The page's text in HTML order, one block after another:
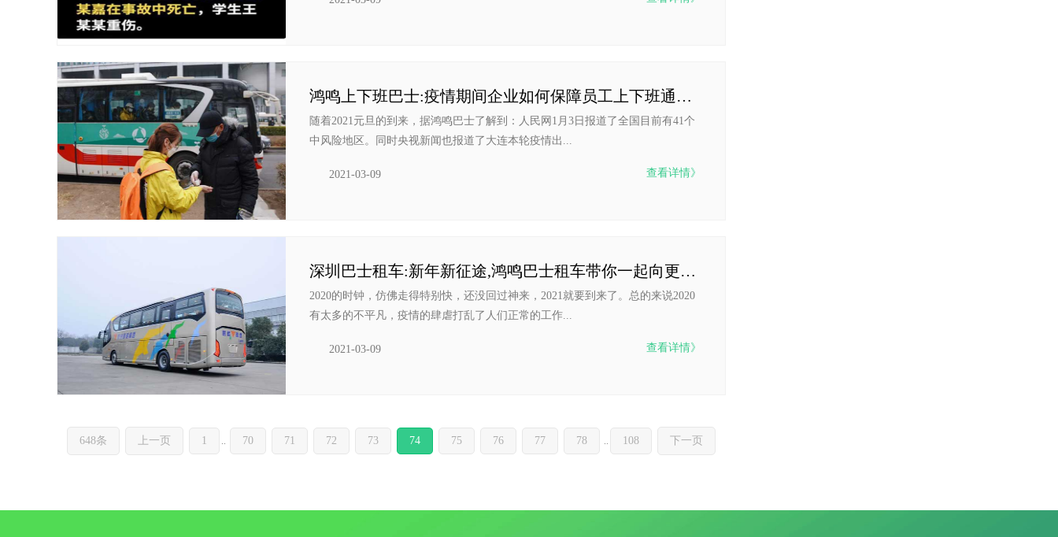
鸿鸣上下班巴士:疫情期间企业如何保障员工上下班通勤安全?
随着2021元旦的到来，据鸿鸣巴士了解到：人民网1月3日报道了全国目前有41个
中风险地区。同时央视新闻也报道了大连本轮疫情出...
查看详情》
2021-03-09
深圳巴士租车:新年新征途,鸿鸣巴士租车带你一起向更好出发
2020的时钟，仿佛走得特别快，还没回过神来，2021就要到来了。总的来说2020
有太多的不平凡，疫情的肆虐打乱了人们正常的工作...
查看详情》
2021-03-09
648条 上一页 1 .. 70 71 72 73 74 75 76 77 78 .. 108 下一页